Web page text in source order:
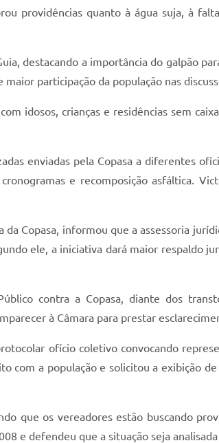
providências quanto à água suja, à
destacando a importância do galpão
participação da população nas
idosos, crianças e residências sem
enviadas pela Copasa a diferentes
e recomposição asfáltica.
Copasa, informou que a assessoria
ele, a iniciativa dará maior respaldo
contra a Copasa, diante dos
à Câmara para prestar
ofício coletivo convocando
com a população e solicitou a exibição
que os vereadores estão buscando
e defendeu que a situação seja